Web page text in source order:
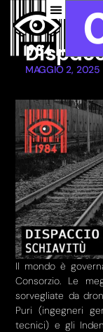
MAGGIO 2, 2025
Il mondo è
Consorzio. Le
sorvegliate da
Puri (ingegneri
tecnici) e gli